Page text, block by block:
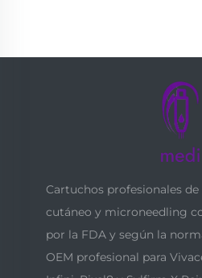
Cartuchos profesionales
cutáneo y microneedling
por la FDA y según la
OEM profesional para